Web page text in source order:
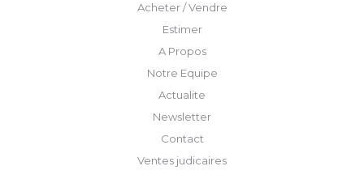
Acheter / Vendre
Estimer
A Propos
Notre Equipe
Actualite
Newsletter
Contact
Ventes judicaires